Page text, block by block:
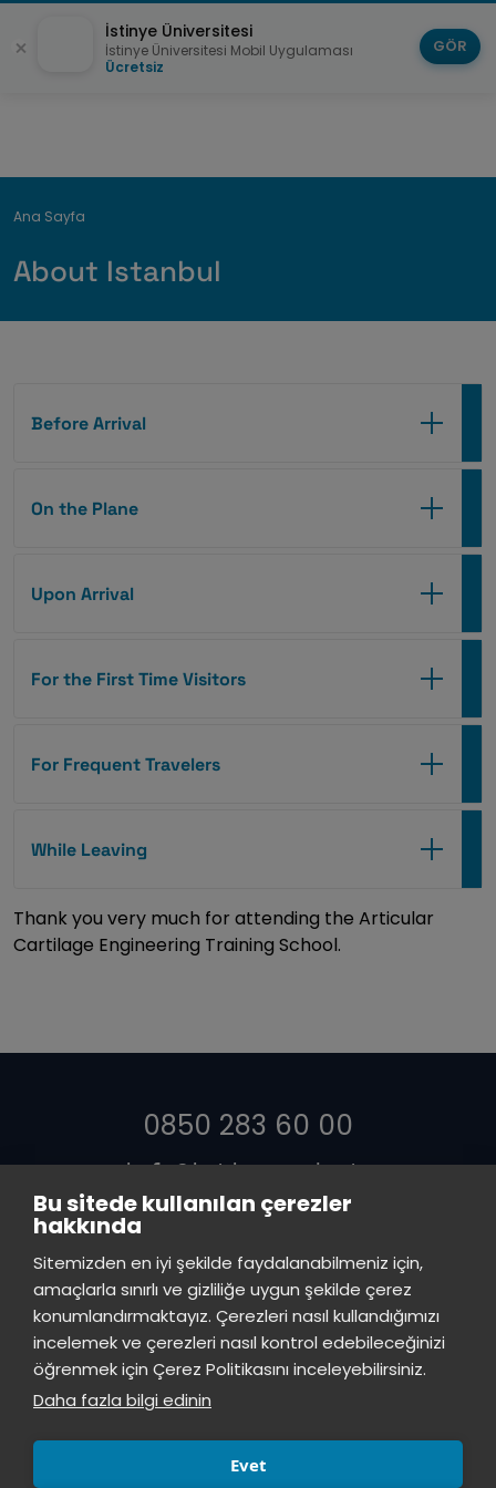
Bu sitede kullanılan çerezler
hakkında
Sitemizden en iyi şekilde faydalanabilmeniz için,
amaçlarla sınırlı ve gizliliğe uygun şekilde çerez
konumlandırmaktayız. Çerezleri nasıl kullandığımızı
incelemek ve çerezleri nasıl kontrol edebileceğinizi
öğrenmek için Çerez Politikasını inceleyebilirsiniz.
Daha fazla bilgi edinin
Evet
Breadcrumb
Ana Sayfa
About Istanbul
Before Arrival
On the Plane
Upon Arrival
For the First Time Visitors
For Frequent Travelers
While Leaving
Thank you very much for attending the Articular
Cartilage Engineering Training School.
0850 283 60 00
info@istinye.edu.tr
İstinye Üniversitesi
İstinye Üniversitesi Mobil Uygulaması
Ücretsiz
GÖR